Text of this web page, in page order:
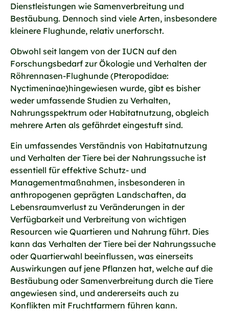
Dienstleistungen wie Samenverbreitung und
Bestäubung. Dennoch sind viele Arten, insbesondere
kleinere Flughunde, relativ unerforscht.
Obwohl seit langem von der IUCN auf den
Forschungsbedarf zur Ökologie und Verhalten der
Röhrennasen-Flughunde (Pteropodidae:
Nyctimeninae)hingewiesen wurde, gibt es bisher
weder umfassende Studien zu Verhalten,
Nahrungsspektrum oder Habitatnutzung, obgleich
mehrere Arten als gefährdet eingestuft sind.
Ein umfassendes Verständnis von Habitatnutzung
und Verhalten der Tiere bei der Nahrungssuche ist
essentiell für effektive Schutz- und
Managementmaßnahmen, insbesonderen in
anthropogenen geprägten Landschaften, da
Lebensraumverlust zu Veränderungen in der
Verfügbarkeit und Verbreitung von wichtigen
Resourcen wie Quartieren und Nahrung führt. Dies
kann das Verhalten der Tiere bei der Nahrungssuche
oder Quartierwahl beeinflussen, was einerseits
Auswirkungen auf jene Pflanzen hat, welche auf die
Bestäubung oder Samenverbreitung durch die Tiere
angewiesen sind, und andererseits auch zu
Konflikten mit Fruchtfarmern führen kann.